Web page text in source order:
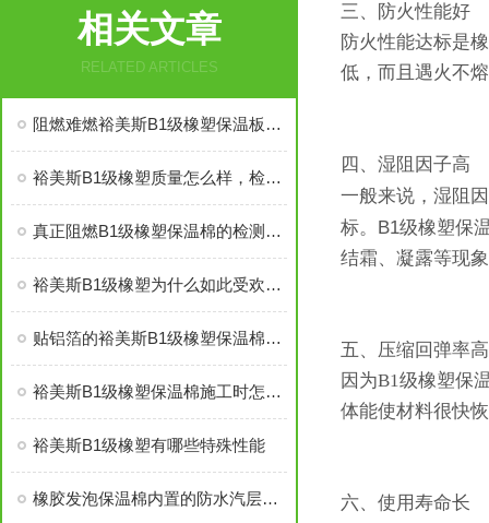
相关文章
RELATED ARTICLES
阻燃难燃裕美斯B1级橡塑保温板管的八大优势
裕美斯B1级橡塑质量怎么样，检测复试能过吗
真正阻燃B1级橡塑保温棉的检测标准及技术指标
裕美斯B1级橡塑为什么如此受欢迎——价格低质量好
贴铝箔的裕美斯B1级橡塑保温棉优点技术指标
裕美斯B1级橡塑保温棉施工时怎样选配及体积计算方法
裕美斯B1级橡塑有哪些特殊性能
橡胶发泡保温棉内置的防水汽层结构说明
三、防火性能好
防火性能达标是
低，而且遇火不
四、湿阻因子高
一般来说，湿阻
标。 B1级橡塑保
结霜、凝露等现
五、压缩回弹率高
因为B1级橡塑保
体能使材料很快
六、使用寿命长